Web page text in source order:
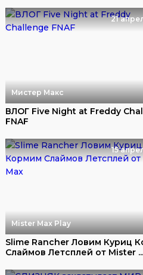
21
Мистер Макс
ВЛОГ Five Night at Freddy
FNAF
15
Mister Max Play
Slime Rancher Ловим Куриц
Слаймов Летсплей от Mister ...